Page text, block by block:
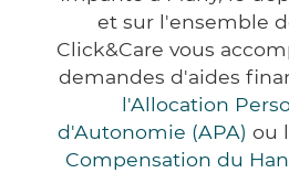
et sur l'ensemble
Click&Care vous
demandes d'aides
l'Allocation
d'Autonomie (APA) ou
Compensation du